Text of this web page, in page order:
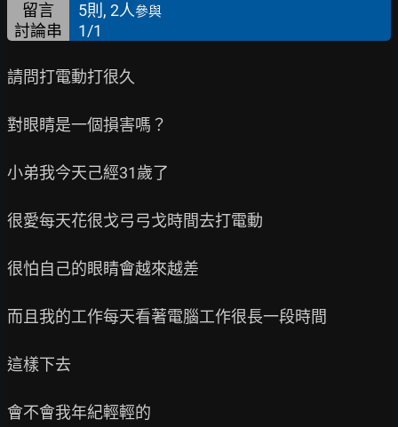
留言
5則, 2人參與
討論串 1/1
請問打電動打很久
對眼睛是一個損害嗎？
小弟我今天己經31歲了
很愛每天花很戈弓弓戈時間去打電動
很怕自己的眼睛會越來越差
而且我的工作每天看著電腦工作很長一段時間
這樣下去
會不會我年紀輕輕的